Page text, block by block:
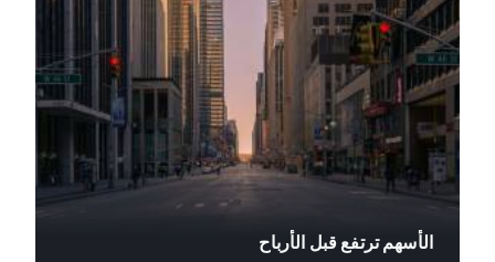
الأسهم ترتفع قبل الأرباح